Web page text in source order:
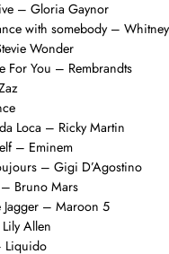
– Gloria Gaynor
with somebody –
Wonder
For You – Rembrandts
Loca – Ricky Martin
– Eminem
– Gigi D’Agostino
Bruno Mars
Jagger – Maroon 5
Allen
Liquido